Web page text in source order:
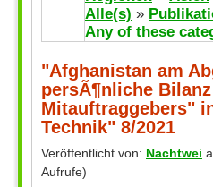
Alle(s) »
Any of these
"Afghanistan am
persÃ¶nliche
Mitauftraggebers"
Technik" 8/2021
Veröffentlicht von: Nachtwei
Aufrufe)